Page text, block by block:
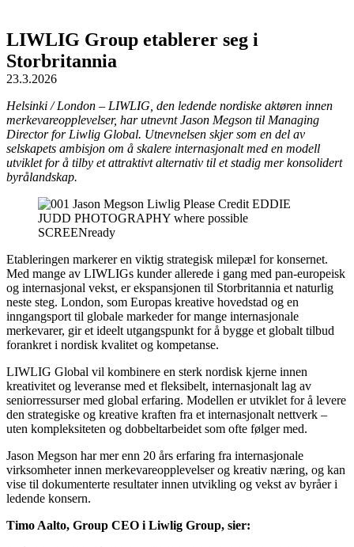
LIWLIG Group etablerer seg i
Storbritannia
23.3.2026
Helsinki / London – LIWLIG, den ledende nordiske aktøren innen
merkevareopplevelser, har utnevnt Jason Megson til Managing
Director for Liwlig Global. Utnevnelsen skjer som en del av
selskapets ambisjon om å skalere internasjonalt med en modell
utviklet for å tilby et attraktivt alternativ til et stadig mer konsolidert
byrålandskap.
Etableringen markerer en viktig strategisk milepæl for konsernet.
Med mange av LIWLIGs kunder allerede i gang med pan-europeisk
og internasjonal vekst, er ekspansjonen til Storbritannia et naturlig
neste steg. London, som Europas kreative hovedstad og en
inngangsport til globale markeder for mange internasjonale
merkevarer, gir et ideelt utgangspunkt for å bygge et globalt tilbud
forankret i nordisk kvalitet og kompetanse.
LIWLIG Global vil kombinere en sterk nordisk kjerne innen
kreativitet og leveranse med et fleksibelt, internasjonalt lag av
seniorressurser med global erfaring. Modellen er utviklet for å levere
den strategiske og kreative kraften fra et internasjonalt nettverk –
uten kompleksiteten og dobbeltarbeidet som ofte følger med.
Jason Megson har mer enn 20 års erfaring fra internasjonale
virksomheter innen merkevareopplevelser og kreativ næring, og kan
vise til dokumenterte resultater innen utvikling og vekst av byråer i
ledende konsern.
Timo Aalto, Group CEO i Liwlig Group, sier: